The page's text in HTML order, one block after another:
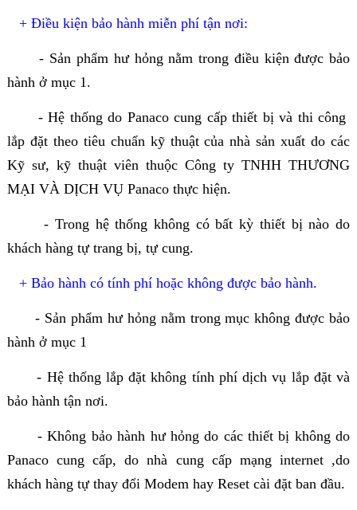
+ Điều kiện bảo hành miễn phí tận nơi:
- Sản phẩm hư hỏng nằm trong điều kiện được bảo
hành ở mục 1.
- Hệ thống do Panaco cung cấp thiết bị và thi công
lắp đặt theo tiêu chuẩn kỹ thuật của nhà sản xuất do các
Kỹ sư, kỹ thuật viên thuộc Công ty TNHH THƯƠNG
MẠI VÀ DỊCH VỤ Panaco thực hiện.
- Trong hệ thống không có bất kỳ thiết bị nào do
khách hàng tự trang bị, tự cung.
+ Bảo hành có tính phí hoặc không được bảo hành.
- Sản phẩm hư hỏng nằm trong mục không được bảo
hành ở mục 1
- Hệ thống lắp đặt không tính phí dịch vụ lắp đặt và
bảo hành tận nơi.
- Không bảo hành hư hỏng do các thiết bị không do
Panaco cung cấp, do nhà cung cấp mạng internet ,do
khách hàng tự thay đổi Modem hay Reset cài đặt ban đầu.